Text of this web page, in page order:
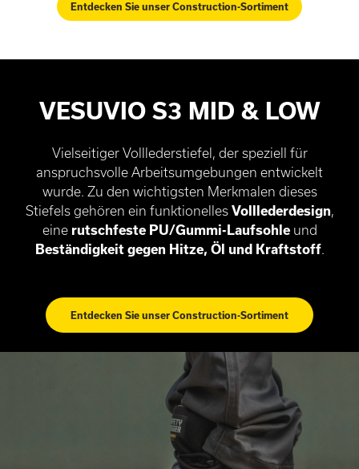
Entdecken Sie unser Construction-Sortiment
VESUVIO S3 MID & LOW
Vielseitiger Volllederstiefel, der speziell für
anspruchsvolle Arbeitsumgebungen entwickelt
wurde. Zu den wichtigsten Merkmalen dieses
Stiefels gehören ein funktionelles Volllederdesign,
eine rutschfeste PU/Gummi-Laufsohleund
Beständigkeit gegen Hitze, Öl und Kraftstoff.
Entdecken Sie unser Construction-Sortiment